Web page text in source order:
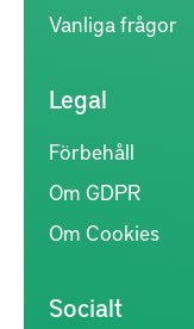
Vanliga frågor
Legal
Förbehåll
Om GDPR
Om Cookies
Socialt